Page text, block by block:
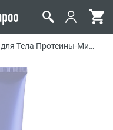
Протеины-Минералы Elemis Skin Nourishing Body Cream